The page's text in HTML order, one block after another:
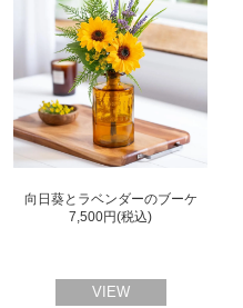
向日葵とラベンダーのブーケ
7,500円(税込)
VIEW